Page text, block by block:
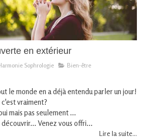
en extérieur
Sophrologie Bien-être
le monde en a déjà entendu parler un jour!
vraiment?
mais pas seulement ...
Venez vous offri...
Lire la suite...